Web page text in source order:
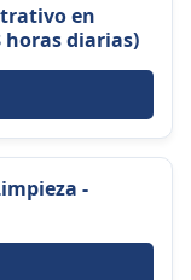
en
horas diarias)
-